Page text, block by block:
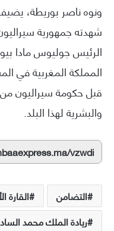
ونوه ناصر بوريطة،
شهدته جمهورية
الرئيس جوليوس مادا
المملكة المغربية في
قبل حكومة سيراليون من
والبشرية لهذا البلد.
vzwdi
التضامن القارة
ريادة الملك محمد